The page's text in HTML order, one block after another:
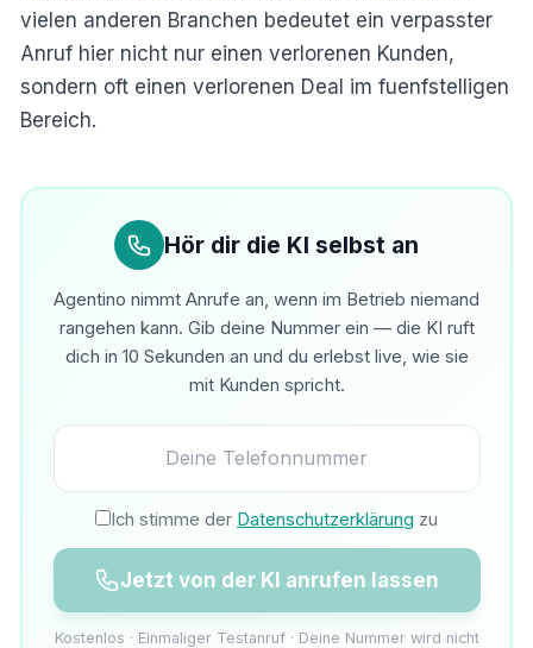
vielen anderen Branchen bedeutet ein verpasster
Anruf hier nicht nur einen verlorenen Kunden,
sondern oft einen verlorenen Deal im fuenfstelligen
Bereich.
Hör dir die KI selbst an
Agentino nimmt Anrufe an, wenn im Betrieb niemand
rangehen kann. Gib deine Nummer ein — die KI ruft
dich in 10 Sekunden an und du erlebst live, wie sie
mit Kunden spricht.
Ich stimme der Datenschutzerklärung zu
Jetzt von der KI anrufen lassen
Kostenlos · Einmaliger Testanruf · Deine Nummer wird nicht